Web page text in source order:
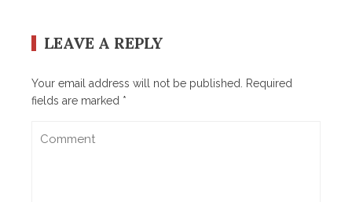
LEAVE A REPLY
Your email address will not be published.
Required
fields are marked *